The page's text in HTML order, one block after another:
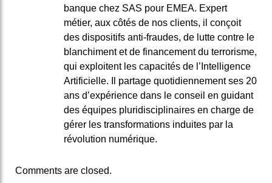
banque chez SAS pour EMEA. Expert
métier, aux côtés de nos clients, il conçoit
des dispositifs anti-fraudes, de lutte contre le
blanchiment et de financement du terrorisme,
qui exploitent les capacités de l’Intelligence
Artificielle. Il partage quotidiennement ses 20
ans d’expérience dans le conseil en guidant
des équipes pluridisciplinaires en charge de
gérer les transformations induites par la
révolution numérique.
Comments are closed.